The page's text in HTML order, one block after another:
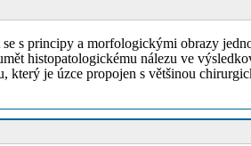
s principy a morfologickými obrazy
histopatologickému nálezu ve
je úzce propojen s většinou